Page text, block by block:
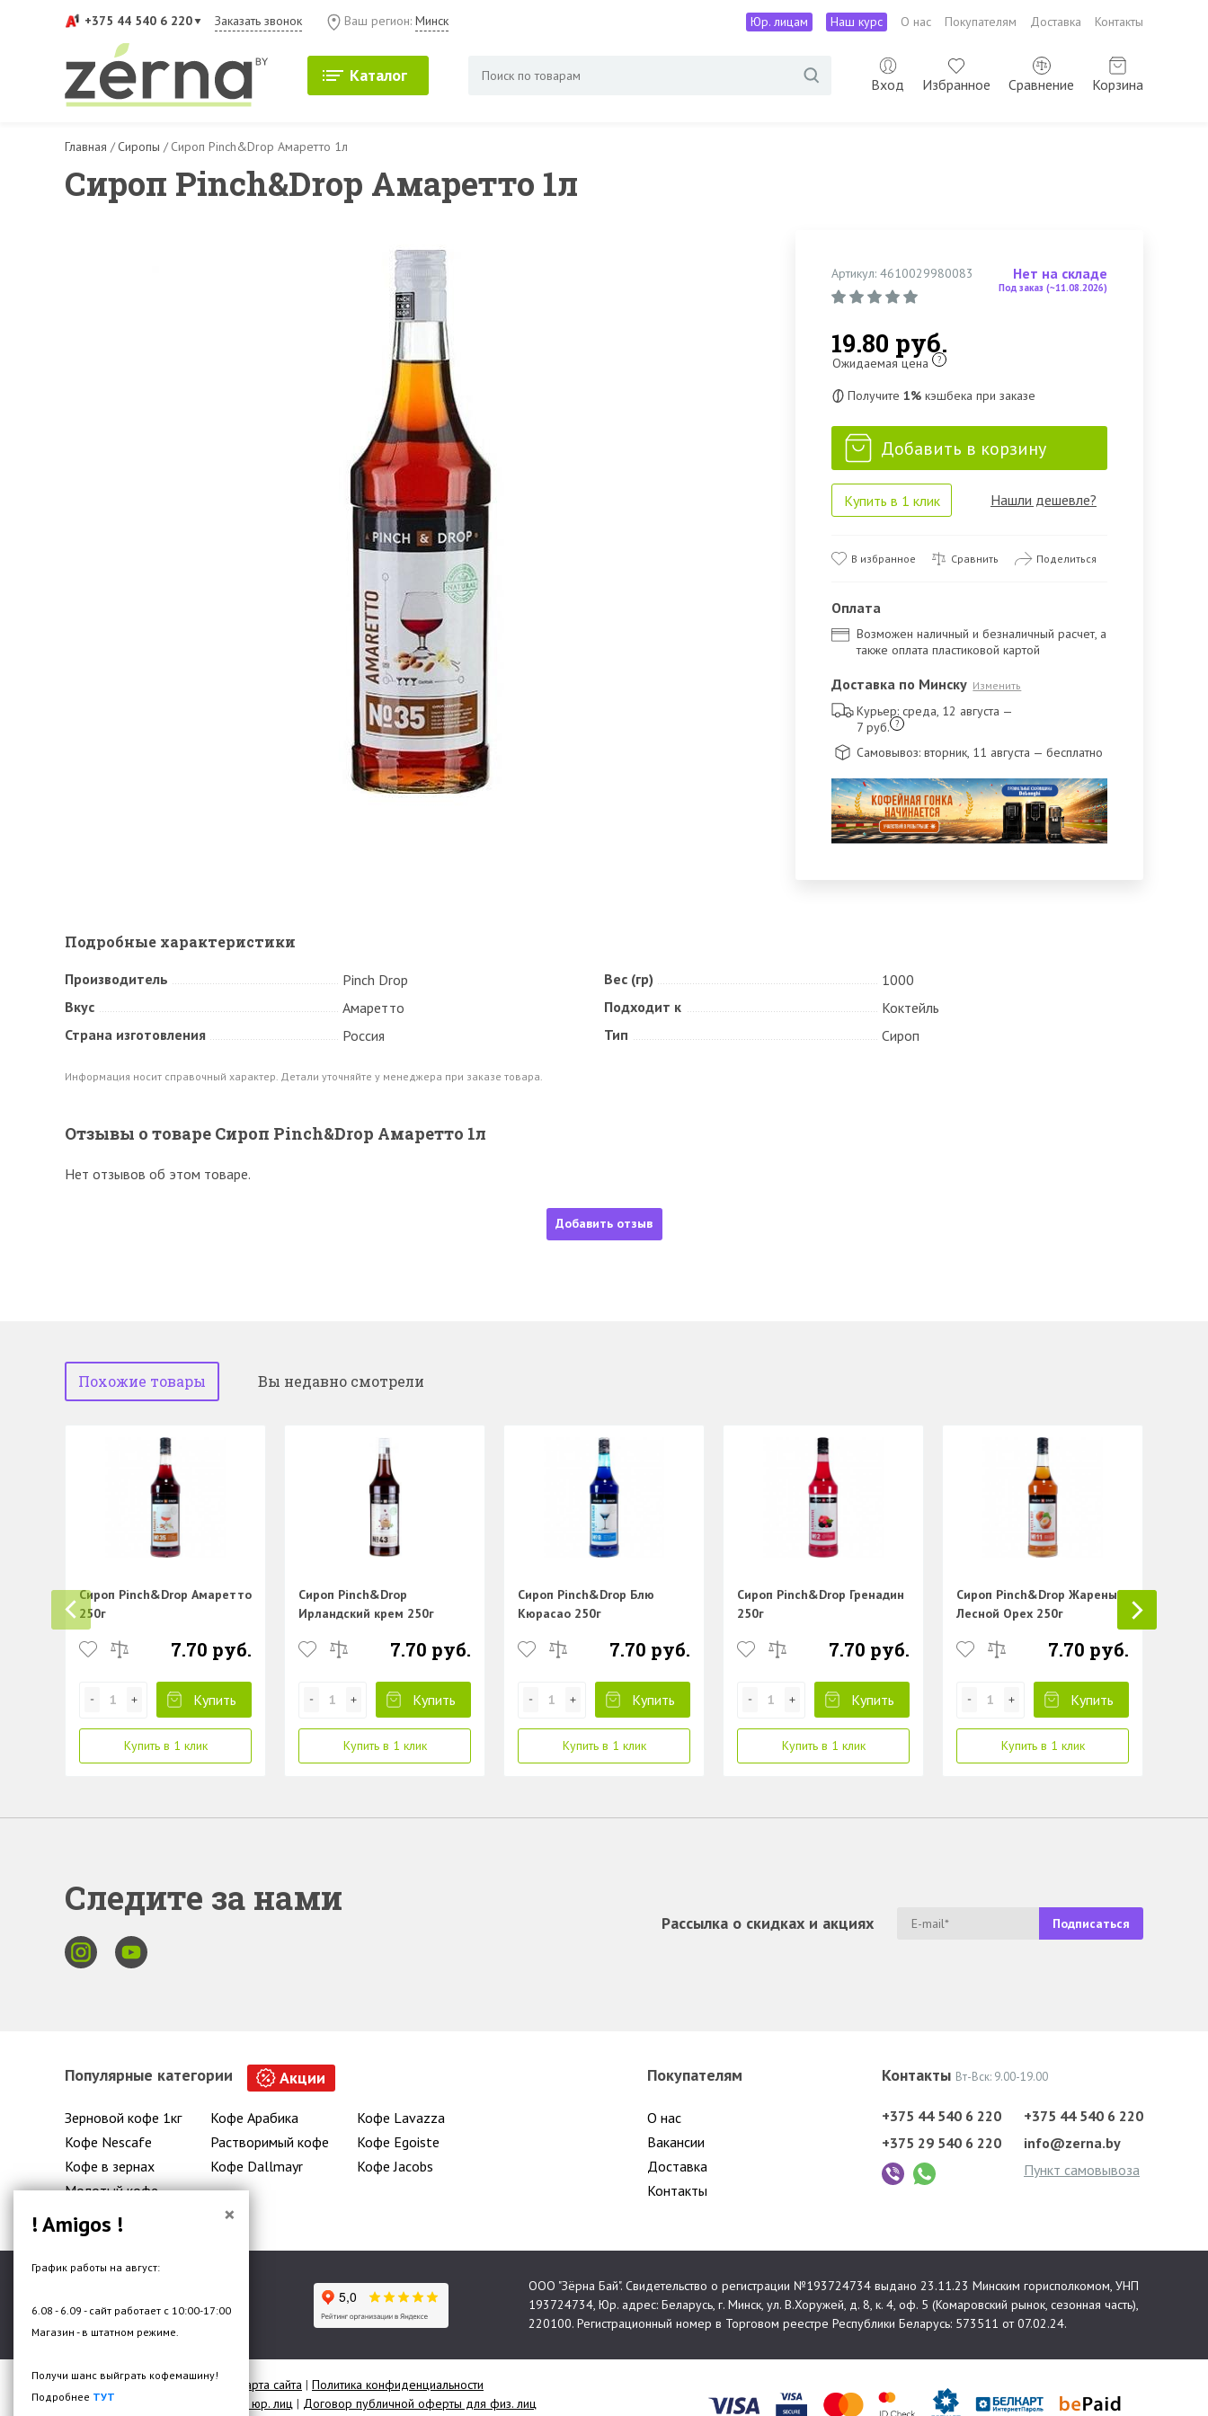
+375 44 540 6 220 Заказать звонок Ваш регион: Минск Юр. лицам Наш курс О нас Покупателям Доставка Контакты
Каталог Вход Избранное Сравнение Корзина
Главная /Сиропы / Сироп Pinch&Drop Амаретто 1л
Сироп Pinch&Drop Амаретто 1л
Артикул: 4610029980083 Нет на складе
Под заказ (~11.08.2026)
19.80 руб.
Ожидаемая цена ?
Получите1%кэшбека при заказе
Добавить в корзину
Купить в 1 клик Нашли дешевле?
В избранное Сравнить Поделиться
Оплата
Возможен наличный и безналичный расчет, а
также оплата пластиковой картой
Доставка по Минску Изменить
Курьер: среда, 12 августа —
7 руб. ?
Самовывоз: вторник, 11 августа — бесплатно
Подробные характеристики
Производитель Pinch Drop Вес (гр)
1000
Вкус
Амаретто Подходит к
Коктейль
Страна изготовления
Россия Тип Сироп
Информация носит справочный характер. Детали уточняйте у менеджера при заказе товара.
Отзывы о товаре Сироп Pinch&Drop Амаретто 1л
Нет отзывов об этом товаре.
Добавить отзыв
Похожие товары Вы недавно смотрели
Сироп Pinch&Drop Амаретто
250г
7.70 руб.
Купить
Купить в 1 клик
Сироп Pinch&Drop
Ирландский крем 250г
7.70 руб.
Купить
Купить в 1 клик
Сироп Pinch&Drop Блю
Кюрасао 250г
7.70 руб.
Купить
Купить в 1 клик
Сироп Pinch&Drop Гренадин
250г
7.70 руб.
Купить
Купить в 1 клик
Сироп Pinch&Drop Жареный
Лесной Орех 250г
7.70 руб.
Купить
Купить в 1 клик
Следите за нами
Рассылка о скидках и акциях
Популярные категории Акции
Зерновой кофе 1кг Кофе Арабика
Кофе Lavazza
Кофе Nescafe
Растворимый кофе
Кофе Egoiste
Кофе в зернах
Кофе Dallmayr
Кофе Jacobs
Молотый кофе
Покупателям
О нас
Вакансии
Доставка
Контакты
Контакты Вт-Вск: 9.00-19.00
+375 44 540 6 220
+375 29 540 6 220
+375 44 540 6 220
info@zerna.by
Пункт самовывоза
Гипермаркет кофе и чая
ООО "Зёрна Бай". Свидетельство о регистрации №193724734 выдано 23.11.23 Минским горисполкомом, УНП
193724734, Юр. адрес: Беларусь, г. Минск, ул. В.Хоружей, д. 8, к. 4, оф. 5 (Комаровский рынок, сезонная часть),
220100. Регистрационный номер в Торговом реестре Республики Беларусь: 573511 от 07.02.24.
© 2026 Все права защищены | Карта сайта | Политика конфиденциальности
Договор публичной оферты для юр. лиц | Договор публичной оферты для физ. лиц
×
! Amigos !
График работы на август:
6.08 - 6.09 - сайт работает с 10:00-17:00
Магазин - в штатном режиме.
Получи шанс выйграть кофемашину!
Подробнее ТУТ